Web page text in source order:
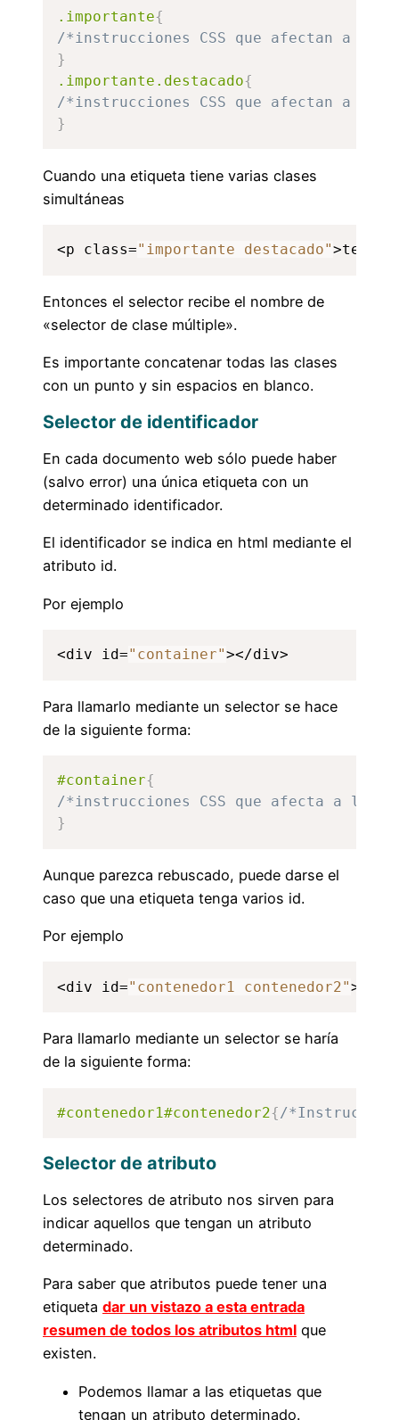
.importante{
/*instrucciones CSS que afectan a
}
.importante.destacado{
/*instrucciones CSS que afectan a
}
Cuando una etiqueta tiene varias clases
simultáneas
<p class="importante destacado">texto
Entonces el selector recibe el nombre de
«selector de clase múltiple».
Es importante concatenar todas las clases
con un punto y sin espacios en blanco.
Selector de identificador
En cada documento web sólo puede haber
(salvo error) una única etiqueta con un
determinado identificador.
El identificador se indica en html mediante el
atributo id.
Por ejemplo
<div id="container"></div>
Para llamarlo mediante un selector se hace
de la siguiente forma:
#container{
/*instrucciones CSS que afecta a la
}
Aunque parezca rebuscado, puede darse el
caso que una etiqueta tenga varios id.
Por ejemplo
<div id="contenedor1 contenedor2"></
Para llamarlo mediante un selector se haría
de la siguiente forma:
#contenedor1#contenedor2{/
Selector de atributo
Los selectores de atributo nos sirven para
indicar aquellos que tengan un atributo
determinado.
Para saber que atributos puede tener una
etiqueta dar un vistazo a esta entrada
resumen de todos los atributos html que
existen.
Podemos llamar a las etiquetas que
tengan un atributo determinado.